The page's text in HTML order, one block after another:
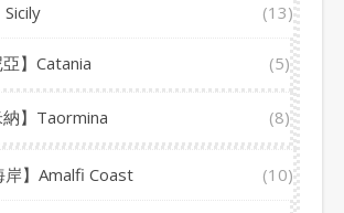
Sicily (13)
亞】Catania (5)
納】Taormina (8)
岸】Amalfi Coast (10)